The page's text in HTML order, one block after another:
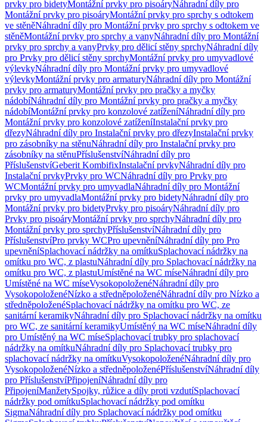
prvky pro bidetyMontážní prvky pro pisoáryNáhradní díly pro
Montážní prvky pro pisoáryMontážní prvky pro sprchy s odtokem
ve stěněNáhradní díly pro Montážní prvky pro sprchy s odtokem ve
stěněMontážní prvky pro sprchy a vanyNáhradní díly pro Montážní
prvky pro sprchy a vanyPrvky pro dělicí stěny sprchyNáhradní díly
pro Prvky pro dělicí stěny sprchyMontážní prvky pro umyvadlové
výlevkyNáhradní díly pro Montážní prvky pro umyvadlové
výlevkyMontážní prvky pro armaturyNáhradní díly pro Montážní
prvky pro armaturyMontážní prvky pro pračky a myčky
nádobíNáhradní díly pro Montážní prvky pro pračky a myčky
nádobíMontážní prvky pro konzolové zatíženíNáhradní díly pro
Montážní prvky pro konzolové zatíženíInstalační prvky pro
dřezyNáhradní díly pro Instalační prvky pro dřezyInstalační prvky
pro zásobníky na stěnuNáhradní díly pro Instalační prvky pro
zásobníky na stěnuPříslušenstvíNáhradní díly pro
PříslušenstvíGeberit KombifixInstalační prvkyNáhradní díly pro
Instalační prvkyPrvky pro WCNáhradní díly pro Prvky pro
WCMontážní prvky pro umyvadlaNáhradní díly pro Montážní
prvky pro umyvadlaMontážní prvky pro bidetyNáhradní díly pro
Montážní prvky pro bidetyPrvky pro pisoáryNáhradní díly pro
Prvky pro pisoáryMontážní prvky pro sprchyNáhradní díly pro
Montážní prvky pro sprchyPříslušenstvíNáhradní díly pro
PříslušenstvíPro prvky WCPro upevněníNáhradní díly pro Pro
upevněníSplachovací nádržky na omítkuSplachovací nádržky na
omítku pro WC, z plastuNáhradní díly pro Splachovací nádržky na
omítku pro WC, z plastuUmístěné na WC míseNáhradní díly pro
Umístěné na WC míseVysokopoloženéNáhradní díly pro
VysokopoloženéNízko a středněpoloženéNáhradní díly pro Nízko a
středněpoloženéSplachovací nádržky na omítku pro WC, ze
sanitární keramikyNáhradní díly pro Splachovací nádržky na omítku
pro WC, ze sanitární keramikyUmístěný na WC míseNáhradní díly
pro Umístěný na WC míseSplachovací trubky pro splachovací
nádržky na omítkuNáhradní díly pro Splachovací trubky pro
splachovací nádržky na omítkuVysokopoloženéNáhradní díly pro
VysokopoloženéNízko a středněpoloženéPříslušenstvíNáhradní díly
pro PříslušenstvíPřipojeníNáhradní díly pro
PřipojeníManžetySpojky, růžice a díly proti vzdutíSplachovací
nádržky pod omítkuSplachovací nádržky pod omítku
SigmaNáhradní díly pro Splachovací nádržky pod omítku